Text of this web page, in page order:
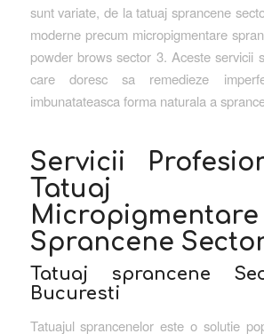
sunt variate, de la tatuaj sprancene
moderne precum micropigmentare
powder brows sector 3. Aceste servicii
care doresc sa remedieze
imbunatateasca forma naturala a
Servicii
Micropigmentare
Sprancene
Tatuaj sprancene
Bucuresti
Tatuajul sprancenelor este o solutie